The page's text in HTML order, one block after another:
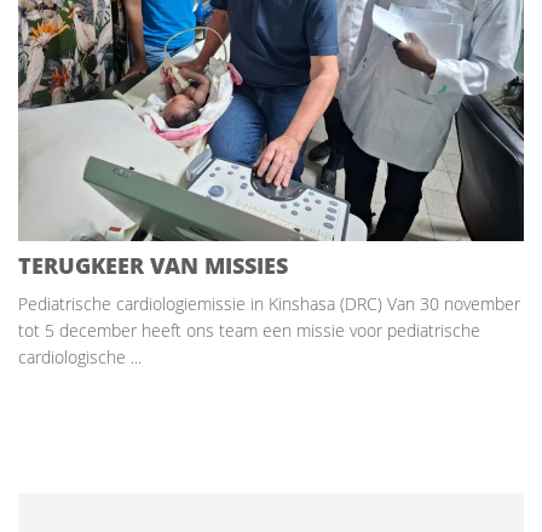
TERUGKEER VAN MISSIES
Pediatrische cardiologiemissie in Kinshasa (DRC) Van 30 november
tot 5 december heeft ons team een missie voor pediatrische
cardiologische ...